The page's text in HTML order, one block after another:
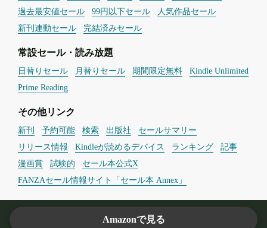
Amazonで見る
過去最安値セール
99円以下セール
人気作品セール
新刊連動セール
完結済みセール
常設セール・読み放題
日替りセール 月替りセール 期間限定無料
Kindle Unlimited
Prime Reading
その他リンク
新刊 予約可能 検索 出版社
セールサマリー
リリース情報
Kindleが読めるデバイス ランキング
記事
漫画賞
試験的
セール本公式X
FANZAセール情報サイト「セール本 Annex」
プライバシーポリシー